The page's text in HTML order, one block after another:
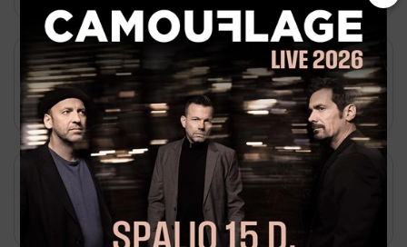
Paysera 
Spalis 10 - 14:00
N2 MOKSLO ŠOU JURBARKE
Jurbarkas, Jurbarko kultūros centras
Bilietai
Spalis 17 - 12:00
Interaktyvus spektaklis vaikams "Šunyčiai
kompiuteriniame žaidime" | Jurbarkas
Jurbarkas, Jurbarko kultūros centras